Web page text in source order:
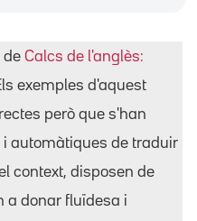
de Calcs de l'anglès:
exemples d'aquest
però que s'han
automàtiques de traduir
context, disposen de
a donar fluïdesa i